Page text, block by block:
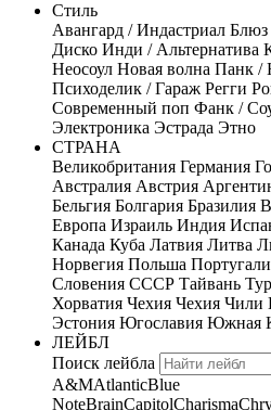
Стиль
Авангард / Индастриал Блюз
Диско Инди / Альтернатива
Неосоул Новая волна Панк /
Психоделик / Гараж Регги
Современный поп Фанк /
Электроника Эстрада Этно
СТРАНА
Великобритания Германия
Австралия Австрия
Бельгия Болгария Бразилия
Европа Израиль Индия
Канада Куба Латвия Литва
Норвегия Польша
Словения СССР Тайвань
Хорватия Чехия Чехия Чили
Эстония Югославия Южная
ЛЕЙБЛ
Поиск лейбла
A&MAtlanticBlue
NoteBrainCapitolCharisma